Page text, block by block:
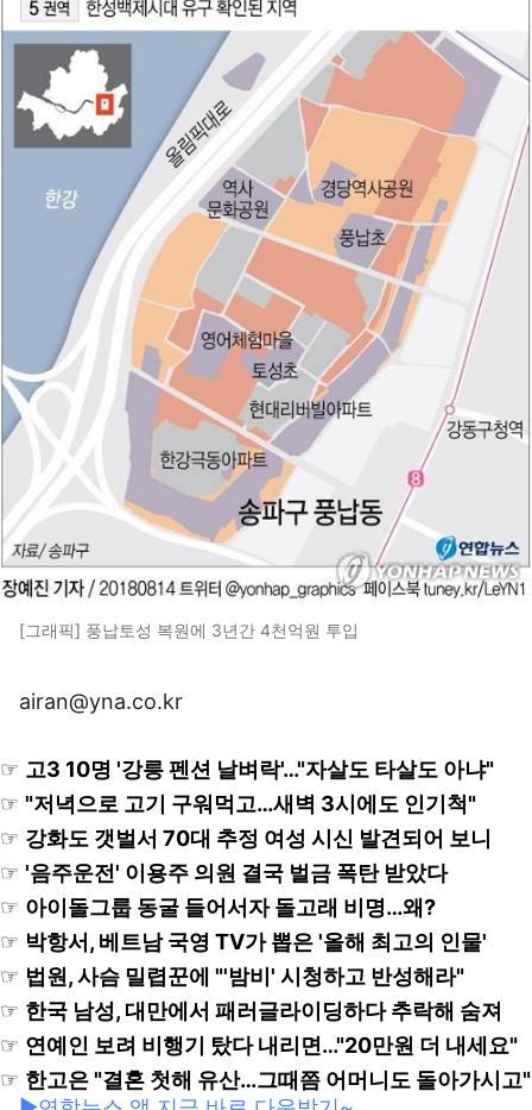
[그래픽] 풍납토성 복원에 3년간 4천억원 투입
airan@yna.co.kr
☞ 고3 10명 '강릉 펜션 날벼락'…"자살도 타살도 아냐"
☞ "저녁으로 고기 구워먹고…새벽 3시에도 인기척"
☞ 강화도 갯벌서 70대 추정 여성 시신 발견되어 보니
☞ '음주운전' 이용주 의원 결국 벌금 폭탄 받았다
☞ 아이돌그룹 동굴 들어서자 돌고래 비명…왜?
☞ 박항서, 베트남 국영 TV가 뽑은 '올해 최고의 인물'
☞ 법원, 사슴 밀렵꾼에 "'밤비' 시청하고 반성해라"
☞ 한국 남성, 대만에서 패러글라이딩하다 추락해 숨져
☞ 연예인 보려 비행기 탔다 내리면…"20만원 더 내세요"
☞ 한고은 "결혼 첫해 유산…그때쯤 어머니도 돌아가시고"